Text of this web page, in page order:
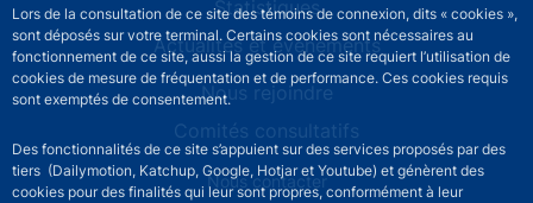
Lors de la consultation de ce site des témoins de connexion, dits « cookies »,
sont déposés sur votre terminal. Certains cookies sont nécessaires au
fonctionnement de ce site, aussi la gestion de ce site requiert l’utilisation de
cookies de mesure de fréquentation et de performance. Ces cookies requis
sont exemptés de consentement.
Des fonctionnalités de ce site s’appuient sur des services proposés par des
tiers (Dailymotion, Katchup, Google, Hotjar et Youtube) et génèrent des
cookies pour des finalités qui leur sont propres, conformément à leur
Statistiques
Actualités et événements
Nous rejoindre
Comités consultatifs
Footer secondary menuNous contacter